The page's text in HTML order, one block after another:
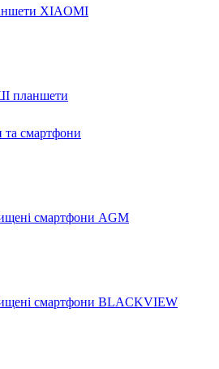
XIAOMI
планшети
та смартфони
смартфони AGM
смартфони BLACKVIEW